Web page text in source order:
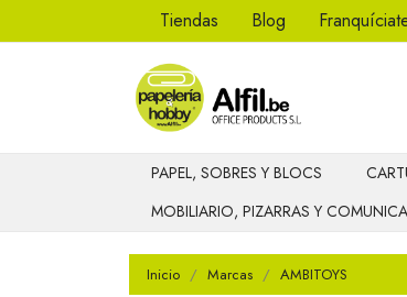
Tiendas Blog
PAPEL, SOBRES Y BLOCS
MOBILIARIO, PIZARRAS Y
Inicio Marcas AMBITOYS